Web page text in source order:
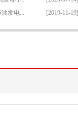
[2019-11-19]
发电...